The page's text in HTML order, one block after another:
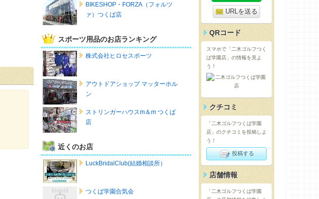
BIKESHOP・FORZA（フォルツ
ァ）つくば店
スポーツ用品のお店ランキング
株式会社ヒロセスポーツ
アウトドアショップ マッターホル
ン
ストリンガーハウスm＆m つくば
店
近くのお店
LuckBridalClub(結婚相談所）
つくば学園合気会
URLを送る
QRコード
スマホで「二木ゴルフつく
ば学園店」の情報を見よ
う！
クチコミ
「二木ゴルフつくば学園
店」のクチコミを投稿しよ
う！
投稿する
店舗情報
「二木ゴルフつくば学園